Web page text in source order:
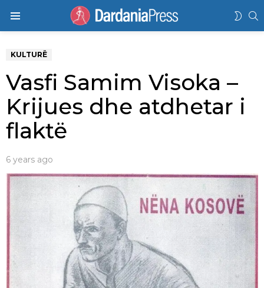
KULTURË
Vasfi Samim Visoka –
Krijues dhe atdhetar i
flaktë
6 years ago